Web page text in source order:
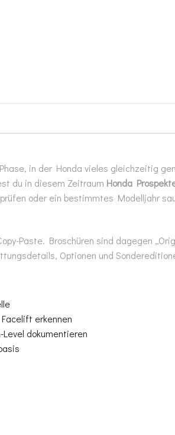
in der Honda vieles gleichzeitig
du in diesem Zeitraum Honda
oder ein bestimmtes Modelljahr
Paste. Broschüren sind dagegen
Optionen und
erkennen
dokumentieren